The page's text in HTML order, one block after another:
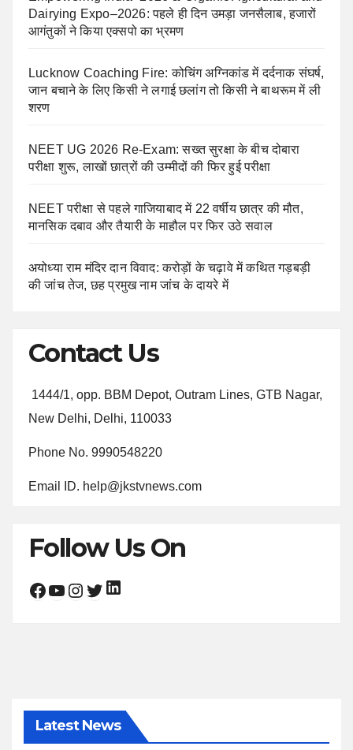
Dairying Expo–2026: पहले ही दिन उमड़ा जनसैलाब, हजारों
आगंतुकों ने किया एक्सपो का भ्रमण
Lucknow Coaching Fire: कोचिंग अग्निकांड में दर्दनाक संघर्ष,
जान बचाने के लिए किसी ने लगाई छलांग तो किसी ने बाथरूम में ली
शरण
NEET UG 2026 Re-Exam: सख्त सुरक्षा के बीच दोबारा
परीक्षा शुरू, लाखों छात्रों की उम्मीदों की फिर हुई परीक्षा
NEET परीक्षा से पहले गाजियाबाद में 22 वर्षीय छात्र की मौत,
मानसिक दबाव और तैयारी के माहौल पर फिर उठे सवाल
अयोध्या राम मंदिर दान विवाद: करोड़ों के चढ़ावे में कथित गड़बड़ी
की जांच तेज, छह प्रमुख नाम जांच के दायरे में
Contact Us
1444/1, opp. BBM Depot, Outram Lines, GTB Nagar,
New Delhi, Delhi, 110033
Phone No. 9990548220
Email ID. help@jkstvnews.com
Follow Us On
Facebook YouTube Instagram Twitter LinkedIn
Latest News